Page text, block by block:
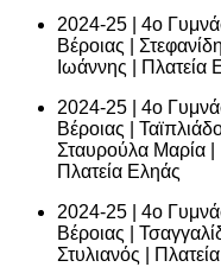
2024-25 | 4ο
Βέροιας |
Ιωάννης | Πλατεία
2024-25 | 4ο
Βέροιας |
Σταυρούλα Μαρία |
Πλατεία Εληάς
2024-25 | 4ο
Βέροιας |
Στυλιανός |